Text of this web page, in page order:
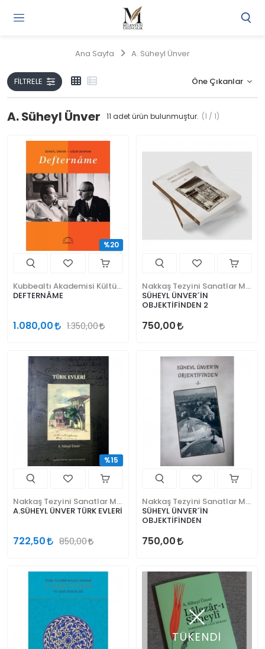
Ana Sayfa A. Süheyl Ünver
FILTRELE
A. Süheyl Ünver 11 adet ürün bulunmuştur. (1 / 1)
DEFTERNÂME
1.080,00 1.350,00
%20
SÜHEYL ÜNVER´İN
OBJEKTİFİNDEN 2
750,00
A.SÜHEYL ÜNVER TÜRK EVLERİ
722,50 850,00
%15
SÜHEYL ÜNVER´İN
OBJEKTİFİNDEN
750,00
TÜKENDİ